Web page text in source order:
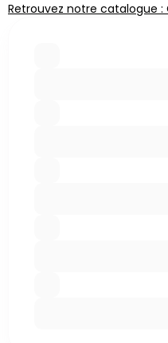
Retrouvez notre catalogue :